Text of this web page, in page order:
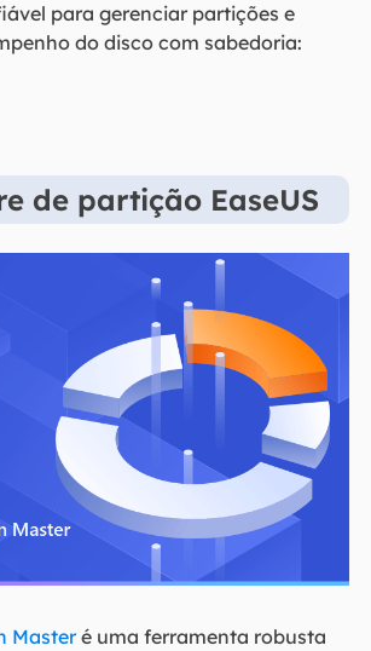
para gerenciar partições e
do disco com sabedoria:
de partição EaseUS
Masteré uma ferramenta robusta